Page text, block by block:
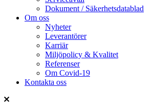
Dokument / Säkerhetsdatablad
Om oss
Nyheter
Leverantörer
Karriär
Miljöpolicy & Kvalitet
Referenser
Om Covid-19
Kontakta oss